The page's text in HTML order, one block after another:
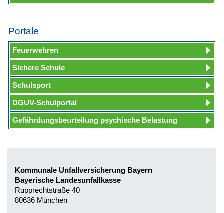
Portale
Feuerwehren
Sichere Schule
Schulsport
DGUV-Schulportal
Gefährdungsbeurteilung psychische Belastung
Kommunale Unfallversicherung Bayern
Bayerische Landesunfallkasse
Rupprechtstraße 40
80636 München